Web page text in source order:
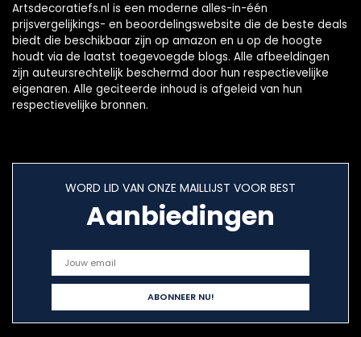
Artsdecoratiefs.nl is een moderne alles-in-één
prijsvergelijkings- en beoordelingswebsite die de beste deals
biedt die beschikbaar zijn op amazon en u op de hoogte
houdt via de laatst toegevoegde blogs. Alle afbeeldingen
zijn auteursrechtelijk beschermd door hun respectievelijke
eigenaren. Alle geciteerde inhoud is afgeleid van hun
respectievelijke bronnen.
WORD LID VAN ONZE MAILLIJST VOOR BEST
Aanbiedingen